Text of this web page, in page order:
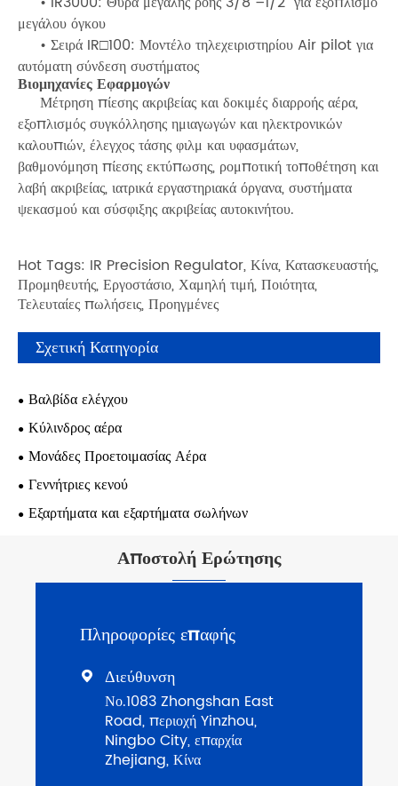
μεγάλου όγκου
• Σειρά IR□100: Μοντέλο τηλεχειριστηρίου Air pilot για
αυτόματη σύνδεση συστήματος
Βιομηχανίες Εφαρμογών
Μέτρηση πίεσης ακριβείας και δοκιμές διαρροής αέρα,
εξοπλισμός συγκόλλησης ημιαγωγών και ηλεκτρονικών
καλουπιών, έλεγχος τάσης φιλμ και υφασμάτων,
βαθμονόμηση πίεσης εκτύπωσης, ρομποτική τοποθέτηση και
λαβή ακριβείας, ιατρικά εργαστηριακά όργανα, συστήματα
ψεκασμού και σύσφιξης ακριβείας αυτοκινήτου.
Hot Tags: IR Precision Regulator, Κίνα, Κατασκευαστής,
Προμηθευτής, Εργοστάσιο, Χαμηλή τιμή, Ποιότητα,
Τελευταίες πωλήσεις, Προηγμένες
Σχετική Κατηγορία
Βαλβίδα ελέγχου
Κύλινδρος αέρα
Μονάδες Προετοιμασίας Αέρα
Γεννήτριες κενού
Εξαρτήματα και εξαρτήματα σωλήνων
Αποστολή Ερώτησης
Πληροφορίες επαφής
 Διεύθυνση
Νο.1083 Zhongshan East
Road, περιοχή Yinzhou,
Ningbo City, επαρχία
Zhejiang, Κίνα